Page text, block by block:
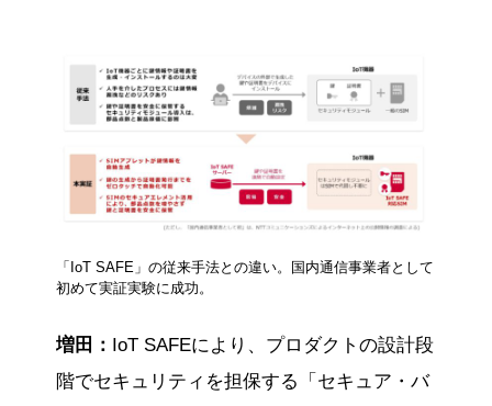
「IoT SAFE」の従来手法との違い。国内通信事業者として
初めて実証実験に成功。
増田： IoT SAFEにより、プロダクトの設計段
階でセキュリティを担保する「セキュア・バ